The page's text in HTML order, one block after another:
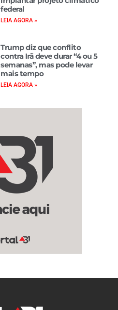
federal
LEIA AGORA »
Trump diz que conflito
contra Irã deve durar “4 ou 5
semanas”, mas pode levar
mais tempo
LEIA AGORA »